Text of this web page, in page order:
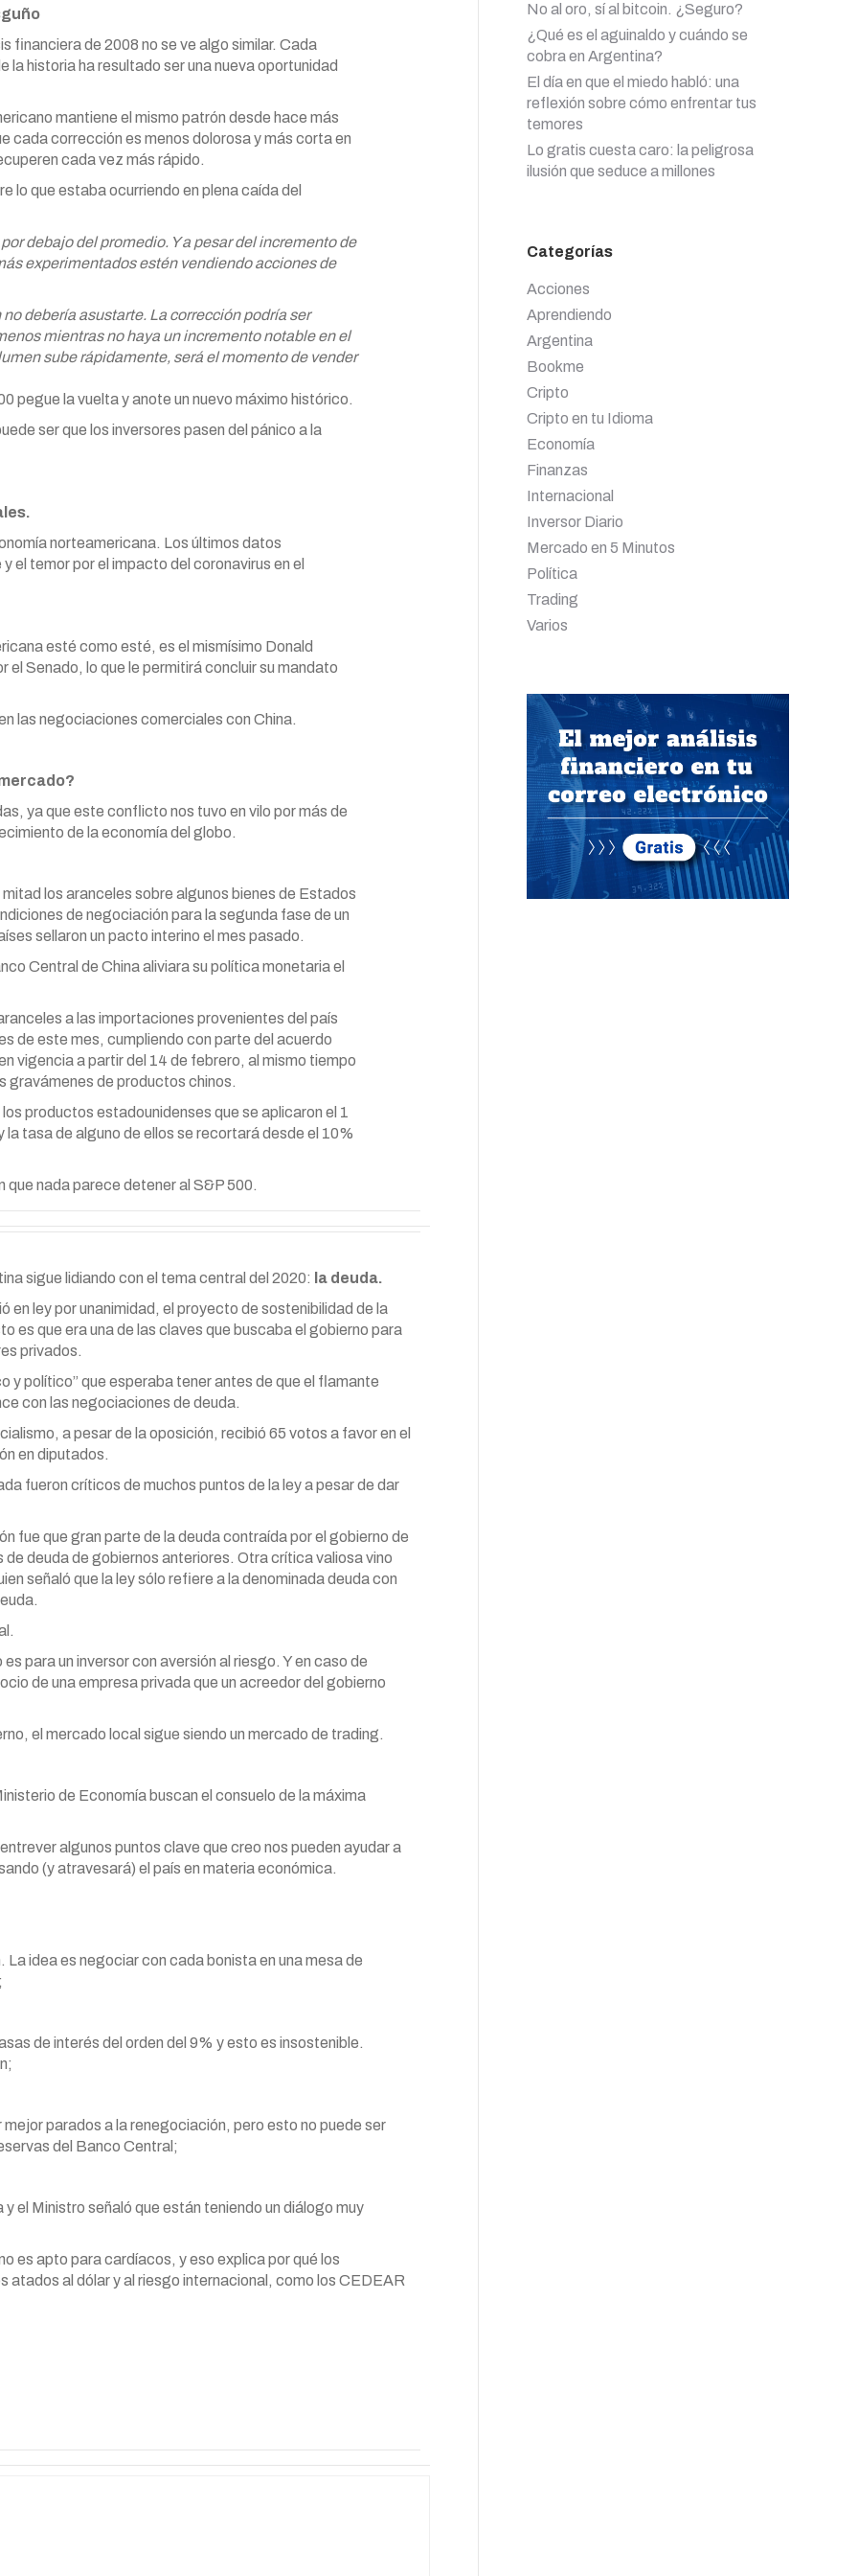
financiera de 2008 no se ve algo similar. Cada
historia ha resultado ser una nueva oportunidad
mantiene el mismo patrón desde hace más
cada corrección es menos dolorosa y más corta en
cada vez más rápido.
lo que estaba ocurriendo en plena caída del
debajo del promedio. Y a pesar del incremento de
experimentados estén vendiendo acciones de
debería asustarte. La corrección podría ser
mientras no haya un incremento notable en el
sube rápidamente, será el momento de vender
pegue la vuelta y anote un nuevo máximo histórico.
ser que los inversores pasen del pánico a la
norteamericana. Los últimos datos
el temor por el impacto del coronavirus en el
esté como esté, es el mismísimo Donald
el Senado, lo que le permitirá concluir su mandato
las negociaciones comerciales con China.
ya que este conflicto nos tuvo en vilo por más de
de la economía del globo.
los aranceles sobre algunos bienes de Estados
de negociación para la segunda fase de un
sellaron un pacto interino el mes pasado.
Central de China aliviara su política monetaria el
a las importaciones provenientes del país
de este mes, cumpliendo con parte del acuerdo
vigencia a partir del 14 de febrero, al mismo tiempo
gravámenes de productos chinos.
productos estadounidenses que se aplicaron el 1
tasa de alguno de ellos se recortará desde el 10%
que nada parece detener al S&P 500.
sigue lidiando con el tema central del 2020: la deuda.
en ley por unanimidad, el proyecto de sostenibilidad de la
es que era una de las claves que buscaba el gobierno para
privados.
y político” que esperaba tener antes de que el flamante
con las negociaciones de deuda.
a pesar de la oposición, recibió 65 votos a favor en el
en diputados.
fueron críticos de muchos puntos de la ley a pesar de dar
fue que gran parte de la deuda contraída por el gobierno de
deuda de gobiernos anteriores. Otra crítica valiosa vino
señaló que la ley sólo refiere a la denominada deuda con
para un inversor con aversión al riesgo. Y en caso de
de una empresa privada que un acreedor del gobierno
el mercado local sigue siendo un mercado de trading.
de Economía buscan el consuelo de la máxima
algunos puntos clave que creo nos pueden ayudar a
(y atravesará) el país en materia económica.
idea es negociar con cada bonista en una mesa de
de interés del orden del 9% y esto es insostenible.
parados a la renegociación, pero esto no puede ser
del Banco Central;
el Ministro señaló que están teniendo un diálogo muy
es apto para cardíacos, y eso explica por qué los
atados al dólar y al riesgo internacional, como los CEDEAR
No al oro, sí al bitcoin. ¿Seguro?
¿Qué es el aguinaldo y cuándo se
cobra en Argentina?
El día en que el miedo habló: una
reflexión sobre cómo enfrentar tus
temores
Lo gratis cuesta caro: la peligrosa
ilusión que seduce a millones
Categorías
Acciones
Aprendiendo
Argentina
Bookme
Cripto
Cripto en tu Idioma
Economía
Finanzas
Internacional
Inversor Diario
Mercado en 5 Minutos
Política
Trading
Varios